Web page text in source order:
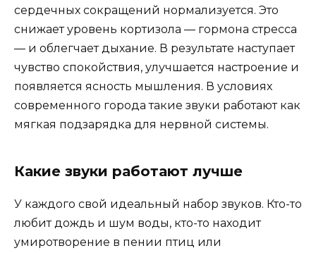
сердечных сокращений нормализуется. Это
снижает уровень кортизола — гормона стресса
— и облегчает дыхание. В результате наступает
чувство спокойствия, улучшается настроение и
появляется ясность мышления. В условиях
современного города такие звуки работают как
мягкая подзарядка для нервной системы.
Какие звуки работают лучше
У каждого свой идеальный набор звуков. Кто-то
любит дождь и шум воды, кто-то находит
умиротворение в пении птиц или